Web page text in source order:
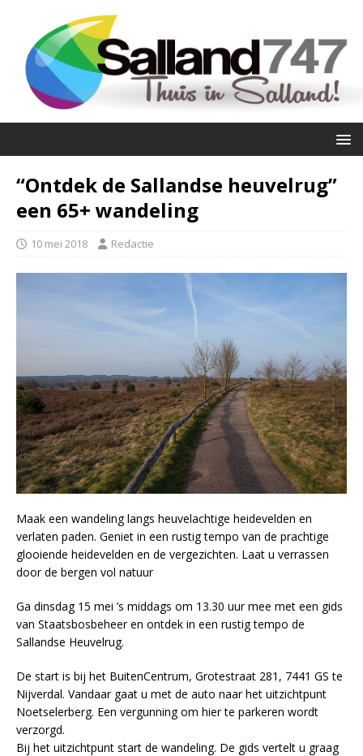
“Ontdek de Sallandse heuvelrug”
een 65+ wandeling
10 mei 2018 Redactie
Maak een wandeling langs heuvelachtige heidevelden en
verlaten paden. Geniet in een rustig tempo van de prachtige
glooiende heidevelden en de vergezichten. Laat u verrassen
door de bergen vol natuur
Ga dinsdag 15 mei ’s middags om 13.30 uur mee met een gids
van Staatsbosbeheer en ontdek in een rustig tempo de
Sallandse Heuvelrug.
De start is bij het BuitenCentrum, Grotestraat 281, 7441 GS te
Nijverdal. Vandaar gaat u met de auto naar het uitzichtpunt
Noetselerberg. Een vergunning om hier te parkeren wordt
verzorgd.
Bij het uitzichtpunt start de wandeling. De gids vertelt u graag